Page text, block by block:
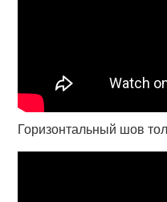
Горизонтальный шов